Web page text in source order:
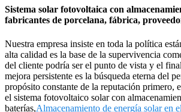
Sistema solar fotovoltaica con
fabricantes de porcelana, fábrica,
Nuestra empresa insiste en toda la política
alta calidad es la base de la supervivencia
del cliente podría ser el punto de vista y el
mejora persistente es la búsqueda eterna del
propósito constante de la reputación primero,
el sistema fotovoltaico solar con
baterías,Almacenamiento de energía solar en